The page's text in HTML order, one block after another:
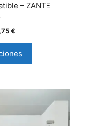
– ZANTE
€